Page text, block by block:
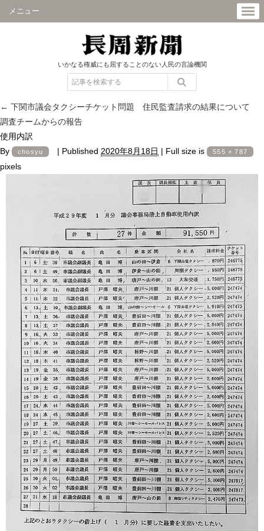
メニュー
いかなる権威にも屈することのない人民の言論機関
← 下関市議会タクシーチケット問題 住民監査請求の結果について
調査チームからの報告
使用内訳
By
chosyu | Published 2020年8月18日 | Full size is 555 × 787
pixels